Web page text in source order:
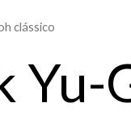
clássico
Yu-